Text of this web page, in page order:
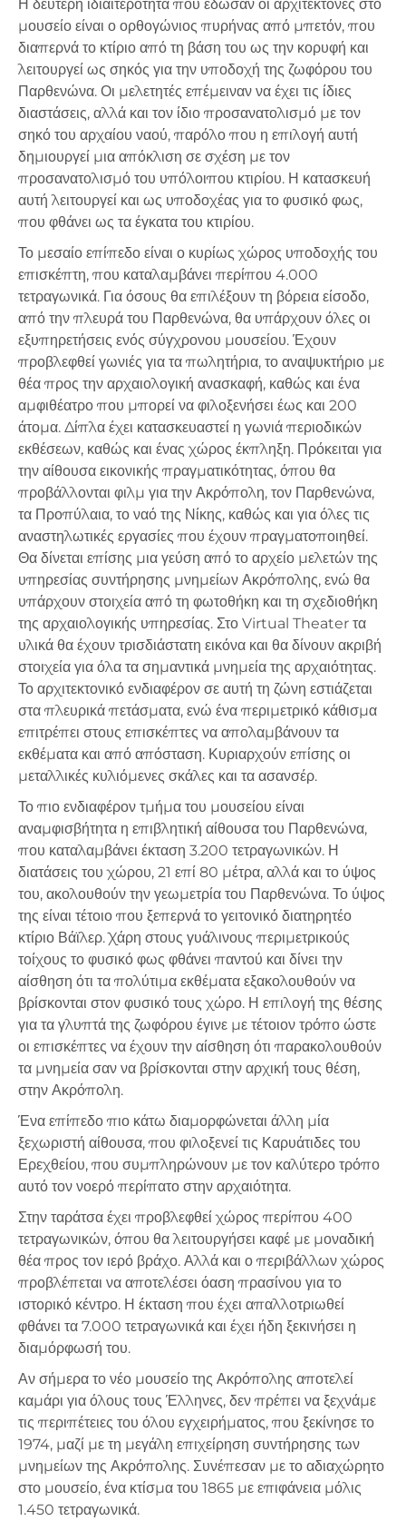
Η δεύτερη ιδιαιτερότητα που έδωσαν οι αρχιτέκτονες στο
μουσείο είναι ο ορθογώνιος πυρήνας από μπετόν, που
διαπερνά το κτίριο από τη βάση του ως την κορυφή και
λειτουργεί ως σηκός για την υποδοχή της ζωφόρου του
Παρθενώνα. Οι μελετητές επέμειναν να έχει τις ίδιες
διαστάσεις, αλλά και τον ίδιο προσανατολισμό με τον
σηκό του αρχαίου ναού, παρόλο που η επιλογή αυτή
δημιουργεί μια απόκλιση σε σχέση με τον
προσανατολισμό του υπόλοιπου κτιρίου. Η κατασκευή
αυτή λειτουργεί και ως υποδοχέας για το φυσικό φως,
που φθάνει ως τα έγκατα του κτιρίου.
Το μεσαίο επίπεδο είναι ο κυρίως χώρος υποδοχής του
επισκέπτη, που καταλαμβάνει περίπου 4.000
τετραγωνικά. Για όσους θα επιλέξουν τη βόρεια είσοδο,
από την πλευρά του Παρθενώνα, θα υπάρχουν όλες οι
εξυπηρετήσεις ενός σύγχρονου μουσείου. Έχουν
προβλεφθεί γωνιές για τα πωλητήρια, το αναψυκτήριο με
θέα προς την αρχαιολογική ανασκαφή, καθώς και ένα
αμφιθέατρο που μπορεί να φιλοξενήσει έως και 200
άτομα. Δίπλα έχει κατασκευαστεί η γωνιά περιοδικών
εκθέσεων, καθώς και ένας χώρος έκπληξη. Πρόκειται για
την αίθουσα εικονικής πραγματικότητας, όπου θα
προβάλλονται φιλμ για την Ακρόπολη, τον Παρθενώνα,
τα Προπύλαια, το ναό της Νίκης, καθώς και για όλες τις
αναστηλωτικές εργασίες που έχουν πραγματοποιηθεί.
Θα δίνεται επίσης μια γεύση από το αρχείο μελετών της
υπηρεσίας συντήρησης μνημείων Ακρόπολης, ενώ θα
υπάρχουν στοιχεία από τη φωτοθήκη και τη σχεδιοθήκη
της αρχαιολογικής υπηρεσίας. Στο Virtual Theater τα
υλικά θα έχουν τρισδιάστατη εικόνα και θα δίνουν ακριβή
στοιχεία για όλα τα σημαντικά μνημεία της αρχαιότητας.
Το αρχιτεκτονικό ενδιαφέρον σε αυτή τη ζώνη εστιάζεται
στα πλευρικά πετάσματα, ενώ ένα περιμετρικό κάθισμα
επιτρέπει στους επισκέπτες να απολαμβάνουν τα
εκθέματα και από απόσταση. Κυριαρχούν επίσης οι
μεταλλικές κυλιόμενες σκάλες και τα ασανσέρ.
Το πιο ενδιαφέρον τμήμα του μουσείου είναι
αναμφισβήτητα η επιβλητική αίθουσα του Παρθενώνα,
που καταλαμβάνει έκταση 3.200 τετραγωνικών. Η
διατάσεις του χώρου, 21 επί 80 μέτρα, αλλά και το ύψος
του, ακολουθούν την γεωμετρία του Παρθενώνα. Το ύψος
της είναι τέτοιο που ξεπερνά το γειτονικό διατηρητέο
κτίριο Βάϊλερ. Χάρη στους γυάλινους περιμετρικούς
τοίχους το φυσικό φως φθάνει παντού και δίνει την
αίσθηση ότι τα πολύτιμα εκθέματα εξακολουθούν να
βρίσκονται στον φυσικό τους χώρο. Η επιλογή της θέσης
για τα γλυπτά της ζωφόρου έγινε με τέτοιον τρόπο ώστε
οι επισκέπτες να έχουν την αίσθηση ότι παρακολουθούν
τα μνημεία σαν να βρίσκονται στην αρχική τους θέση,
στην Ακρόπολη.
Ένα επίπεδο πιο κάτω διαμορφώνεται άλλη μία
ξεχωριστή αίθουσα, που φιλοξενεί τις Καρυάτιδες του
Ερεχθείου, που συμπληρώνουν με τον καλύτερο τρόπο
αυτό τον νοερό περίπατο στην αρχαιότητα.
Στην ταράτσα έχει προβλεφθεί χώρος περίπου 400
τετραγωνικών, όπου θα λειτουργήσει καφέ με μοναδική
θέα προς τον ιερό βράχο. Αλλά και ο περιβάλλων χώρος
προβλέπεται να αποτελέσει όαση πρασίνου για το
ιστορικό κέντρο. Η έκταση που έχει απαλλοτριωθεί
φθάνει τα 7.000 τετραγωνικά και έχει ήδη ξεκινήσει η
διαμόρφωσή του.
Αν σήμερα το νέο μουσείο της Ακρόπολης αποτελεί
καμάρι για όλους τους Έλληνες, δεν πρέπει να ξεχνάμε
τις περιπέτειες του όλου εγχειρήματος, που ξεκίνησε το
1974, μαζί με τη μεγάλη επιχείρηση συντήρησης των
μνημείων της Ακρόπολης. Συνέπεσαν με το αδιαχώρητο
στο μουσείο, ένα κτίσμα του 1865 με επιφάνεια μόλις
1.450 τετραγωνικά.